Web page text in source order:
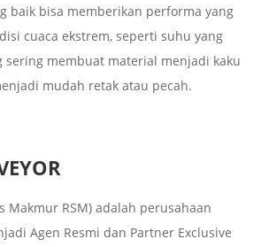
baik bisa memberikan performa yang
cuaca ekstrem, seperti suhu yang
sering membuat material menjadi kaku
mudah retak atau pecah.
Makmur RSM) adalah perusahaan
Agen Resmi dan Partner Exclusive